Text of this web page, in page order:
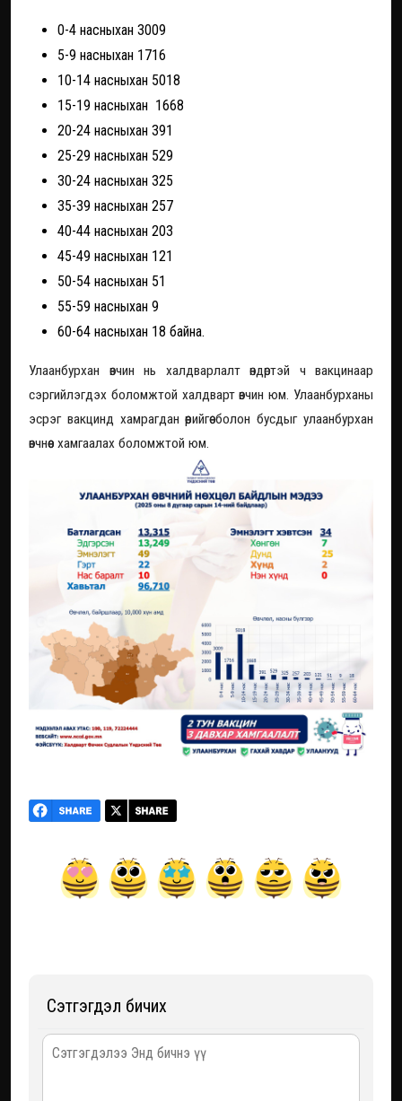
0-4 насныхан 3009
5-9 насныхан 1716
10-14 насныхан 5018
15-19 насныхан 1668
20-24 насныхан 391
25-29 насныхан 529
30-24 насныхан 325
35-39 насныхан 257
40-44 насныхан 203
45-49 насныхан 121
50-54 насныхан 51
55-59 насныхан 9
60-64 насныхан 18 байна.
Улаанбурхан өвчин нь халдварлалт өндөртэй ч вакцинаар
сэргийлэгдэх боломжтой халдварт өвчин юм. Улаанбурханы
эсрэг вакцинд хамрагдан өөрийгөө болон бусдыг улаанбурхан
өвчнөөс хамгаалах боломжтой юм.
Сэтгэгдэл бичих